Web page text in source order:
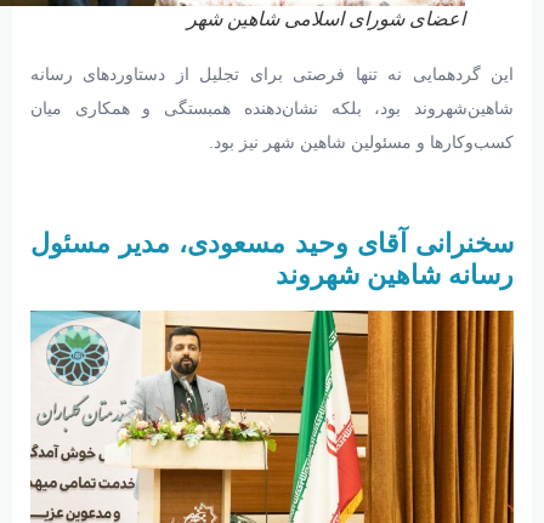
اعضای شورای اسلامی شاهین شهر
این گردهمایی نه تنها فرصتی برای تجلیل از دستاوردهای رسانه
شاهین‌شهروند بود، بلکه نشان‌دهنده همبستگی و همکاری میان
کسب‌وکارها و مسئولین شاهین شهر نیز بود.
سخنرانی آقای وحید مسعودی، مدیر مسئول
رسانه شاهین شهروند